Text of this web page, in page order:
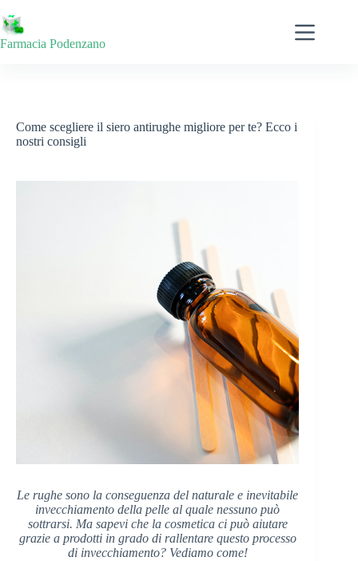
al
contenuto
Farmacia Podenzano
Come scegliere il siero antirughe migliore per te? Ecco i
nostri consigli
Le rughe sono la conseguenza del naturale e inevitabile
invecchiamento della pelle al quale nessuno può
sottrarsi. Ma sapevi che la cosmetica ci può aiutare
grazie a prodotti in grado di rallentare questo processo
di invecchiamento? Vediamo come!